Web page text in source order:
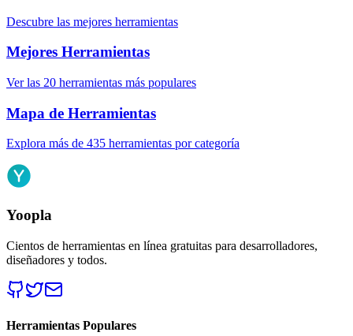
Descubre las mejores herramientas
Mejores Herramientas
Ver las 20 herramientas más populares
Mapa de Herramientas
Explora más de 435 herramientas por categoría
Yoopla
Cientos de herramientas en línea gratuitas para desarrolladores,
diseñadores y todos.
Herramientas Populares